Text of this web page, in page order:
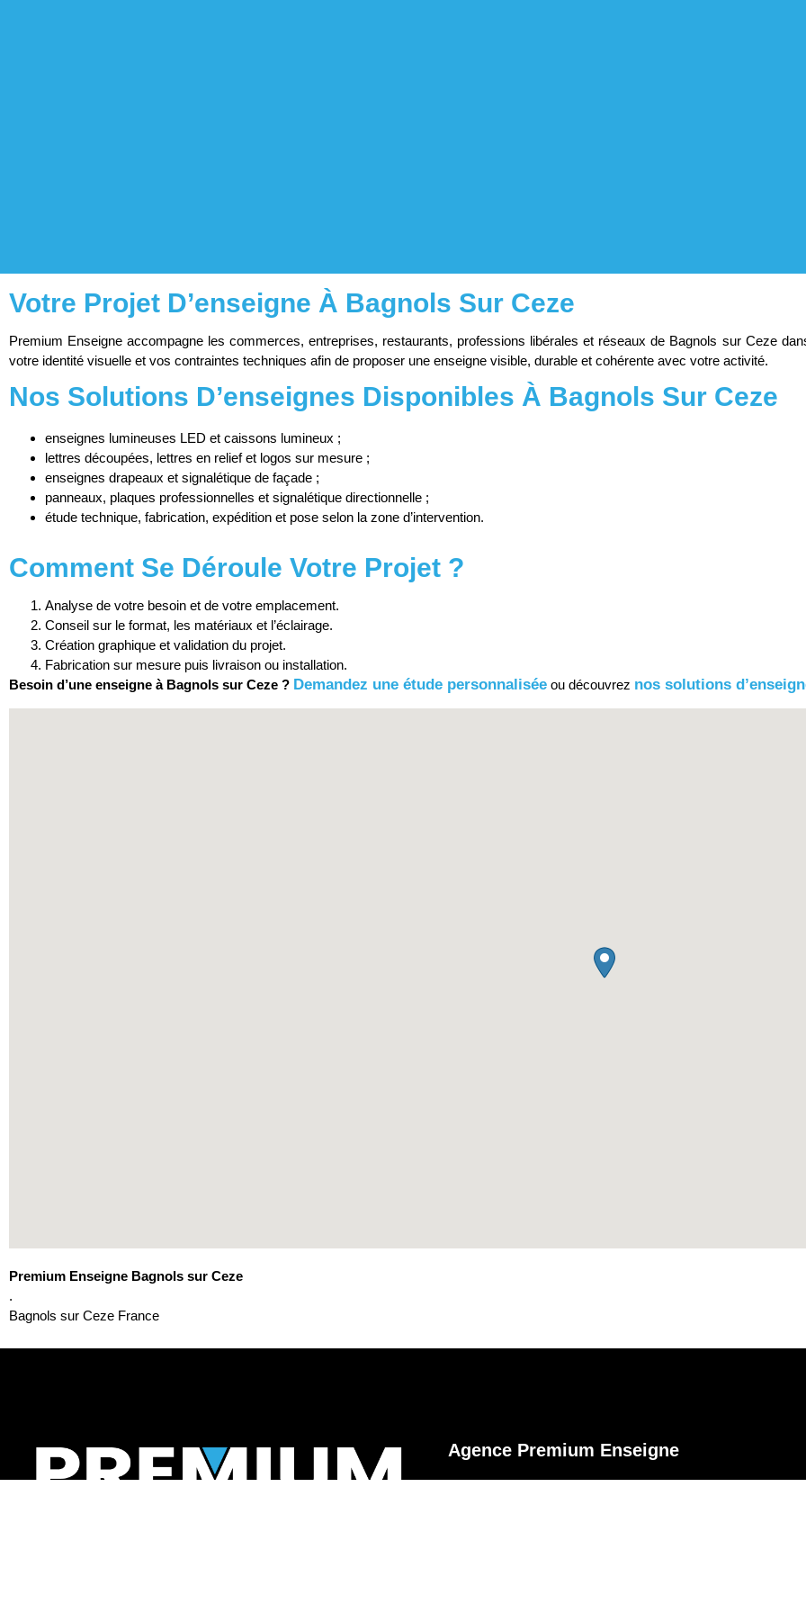
Votre Projet D’enseigne À Bagnols Sur Ceze
Premium Enseigne accompagne les commerces, entreprises, restaurants, professions libérales et réseaux de Bagnols sur Ceze
votre identité visuelle et vos contraintes techniques afin de proposer une enseigne visible, durable et cohérente avec votre activité.
Nos Solutions D’enseignes Disponibles À Bagnols Sur Ceze
enseignes lumineuses LED et caissons lumineux ;
lettres découpées, lettres en relief et logos sur mesure ;
enseignes drapeaux et signalétique de façade ;
panneaux, plaques professionnelles et signalétique directionnelle ;
étude technique, fabrication, expédition et pose selon la zone d’intervention.
Comment Se Déroule Votre Projet ?
Analyse de votre besoin et de votre emplacement.
Conseil sur le format, les matériaux et l’éclairage.
Création graphique et validation du projet.
Fabrication sur mesure puis livraison ou installation.
Besoin d’une enseigne à Bagnols sur Ceze ? Demandez une étude personnalisée ou découvrez nos solutions
Premium Enseigne Bagnols sur Ceze
.
Bagnols sur Ceze France
Agence Premium Enseigne